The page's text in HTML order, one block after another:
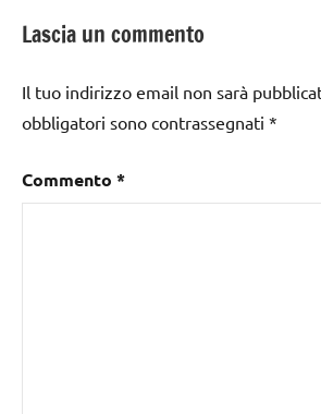
Lascia un commento
Il tuo indirizzo email non sarà
obbligatori sono contrassegnati *
Commento *